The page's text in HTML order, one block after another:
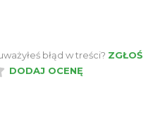
błąd w treści? ZGŁOŚ
DODAJ OCENĘ